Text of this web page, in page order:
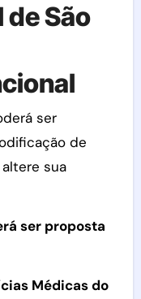
São
ser
de
sua
ser proposta
Médicas do